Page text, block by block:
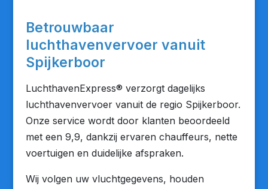
Betrouwbaar
luchthavenvervoer vanuit
Spijkerboor
LuchthavenExpress® verzorgt dagelijks
luchthavenvervoer vanuit de regio Spijkerboor.
Onze service wordt door klanten beoordeeld
met een 9,9, dankzij ervaren chauffeurs, nette
voertuigen en duidelijke afspraken.
Wij volgen uw vluchtgegevens, houden